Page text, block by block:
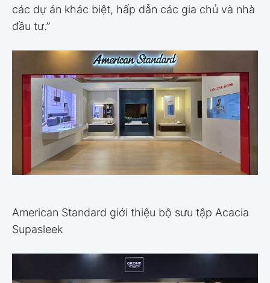
các dự án khác biệt, hấp dẫn các gia chủ và nhà
đầu tư.”
American Standard giới thiệu bộ sưu tập Acacia
Supasleek